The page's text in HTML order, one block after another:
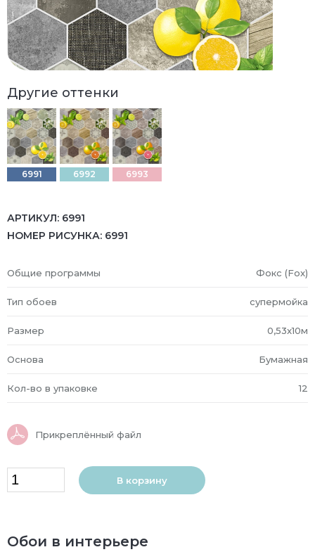
Другие оттенки
6991 6992 6993
АРТИКУЛ: 6991
НОМЕР РИСУНКА: 6991
Общие программы Фокс (Fox)
Тип обоев супермойка
Размер 0,53x10м
Основа Бумажная
Кол-во в упаковке 12
Прикреплённый файл
В корзину
Обои в интерьере